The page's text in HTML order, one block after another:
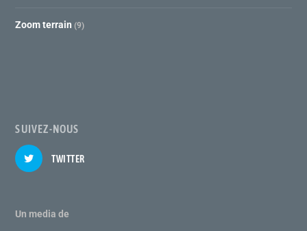
Zoom terrain (9)
SUIVEZ-NOUS
TWITTER
Un media de